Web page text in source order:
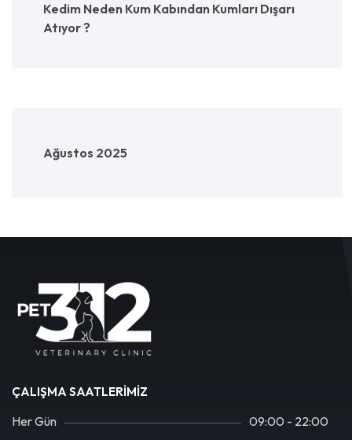
Kedim Neden Kum Kabından Kumları Dışarı
Atıyor ?
Ağustos 2025
ÇALIŞMA SAATLERIMIZ
Her Gün 09:00 - 22:00